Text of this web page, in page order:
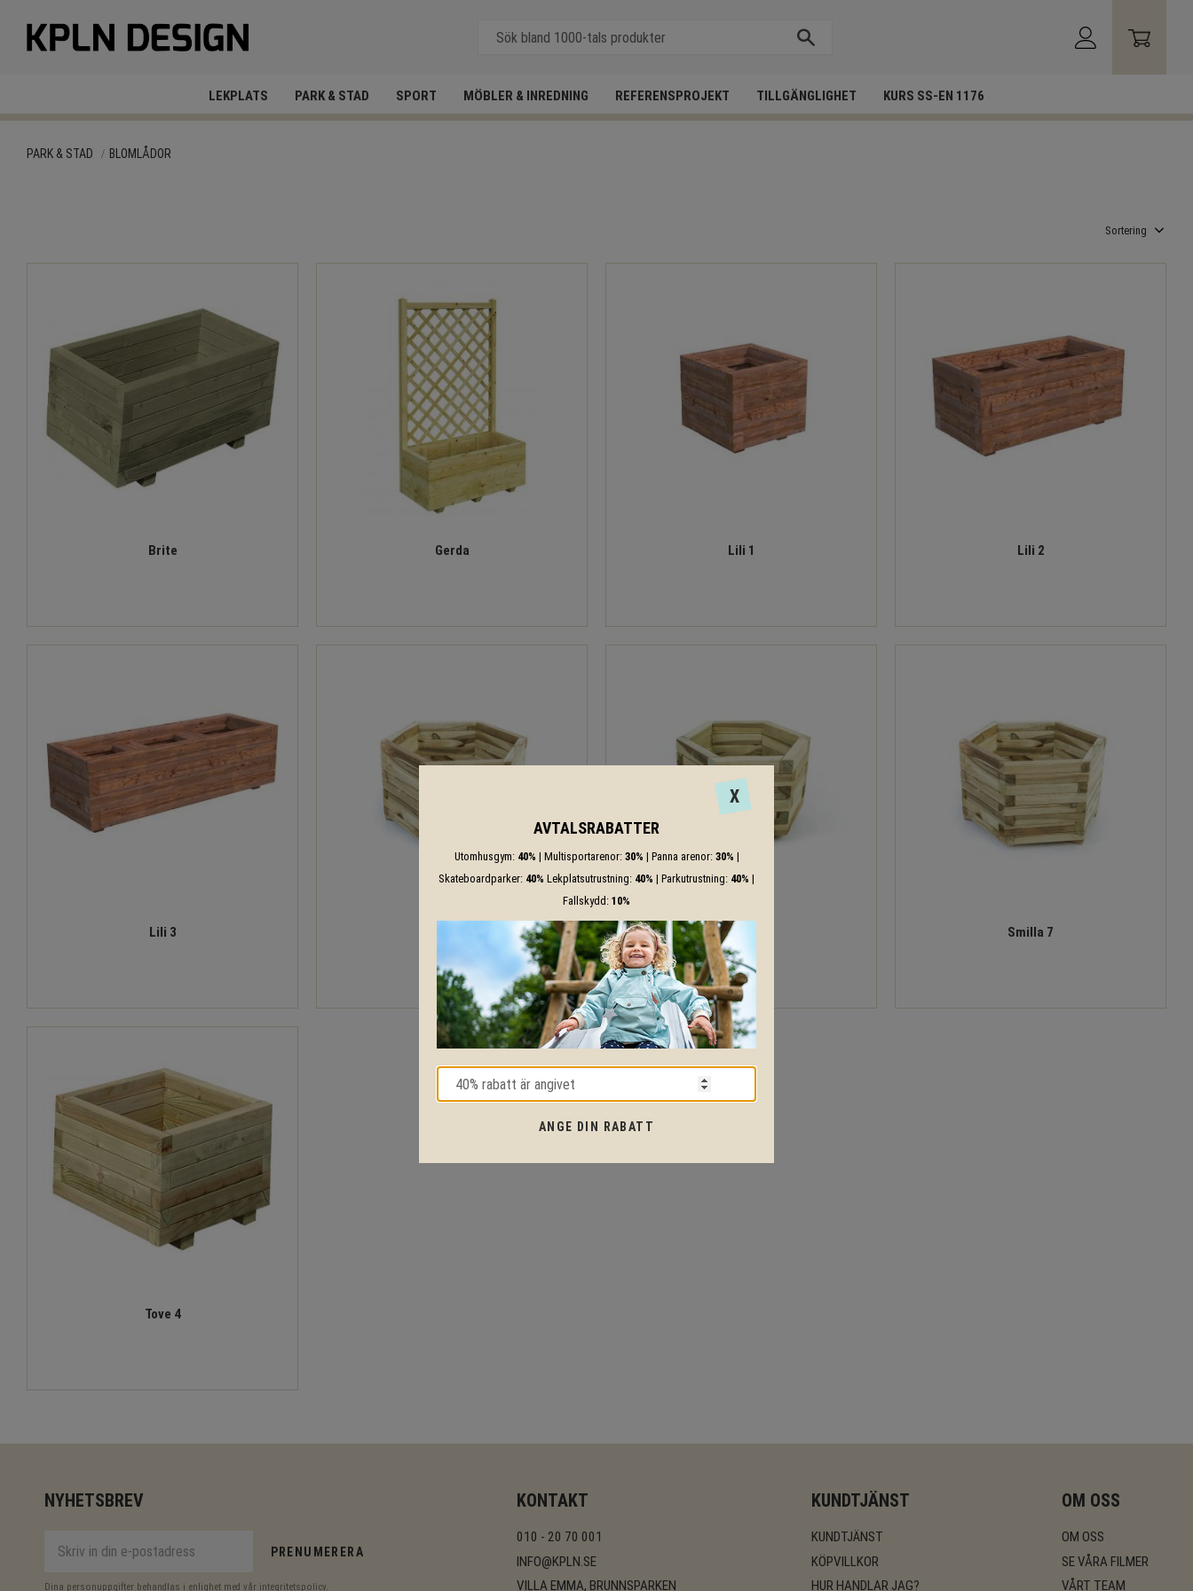
LEKPLATS PARK & STAD SPORT MÖBLER & INREDNING REFERENSPROJEKT TILLGÄNGLIGHET KURS SS-EN 1176
PARK & STAD BLOMLÅDOR
Brite Gerda Lili 1 Lili 2
Lili 3 Smilla 5 Smilla 7
Tove 4
NYHETSBREV
PRENUMERERA
Dina personuppgifter behandlas i enlighet med vår integritetspolicy.
KONTAKT
010 - 20 70 001
INFO@KPLN.SE
VILLA EMMA, BRUNNSPARKEN
KUNDTJÄNST
KUNDTJÄNST
KÖPVILLKOR
HUR HANDLAR JAG?
OM OSS
OM OSS
SE VÅRA FILMER
VÅRT TEAM
X
AVTALSRABATTER
Utomhusgym: 40% | Multisportarenor: 30% | Panna arenor: 30% |
Skateboardparker: 40% Lekplatsutrustning: 40% | Parkutrustning: 40% |
Fallskydd: 10%
ANGE DIN RABATT